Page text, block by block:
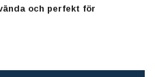
och perfekt för